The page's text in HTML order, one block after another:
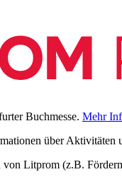
Buchmesse. Mehr
über Aktivitäten
Litprom (z.B.